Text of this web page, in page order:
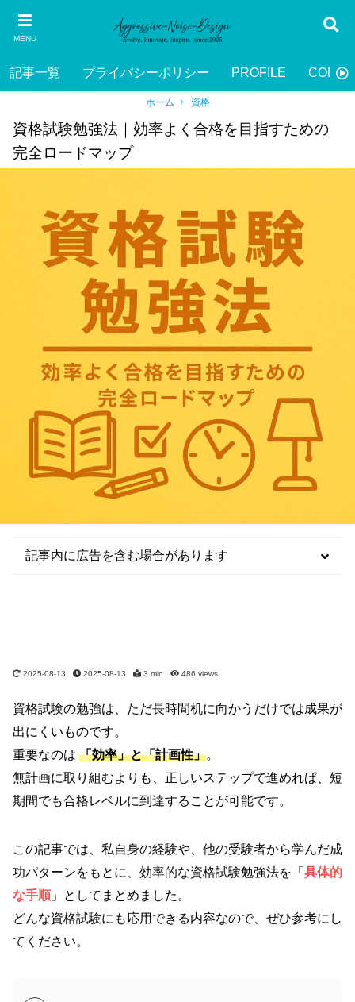
MENU
記事一覧 プライバシーポリシー PROFILE
ホーム 資格
資格試験勉強法｜効率よく合格を目指すための
完全ロードマップ
2025-08-13 2025-08-13 3 min 486 views
記事内に広告を含む場合があります
資格試験の勉強は、ただ長時間机に向かうだけでは成果が
出にくいものです。
重要なのは 「効率」と「計画性」。
無計画に取り組むよりも、正しいステップで進めれば、短
期間でも合格レベルに到達することが可能です。
この記事では、私自身の経験や、他の受験者から学んだ成
功パターンをもとに、効率的な資格試験勉強法を「 具体的
な手順 」としてまとめました。
どんな資格試験にも応用できる内容なので、ぜひ参考にし
てください。